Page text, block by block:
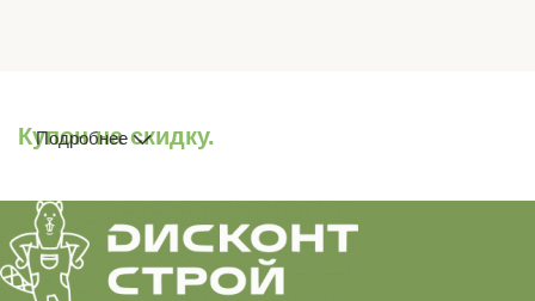
Купон на скидку.
Подробнее